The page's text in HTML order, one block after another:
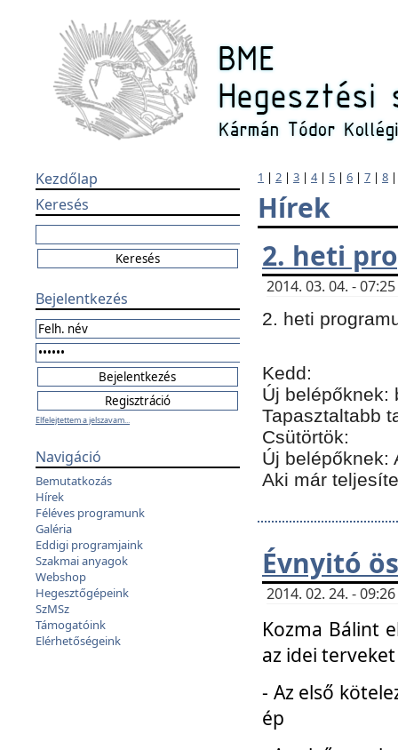
Kezdőlap
Keresés
Bejelentkezés
Elfelejtettem a jelszavam...
Navigáció
Bemutatkozás
Hírek
Féléves programunk
Galéria
Eddigi programjaink
Szakmai anyagok
Webshop
Hegesztőgépeink
SzMSz
Támogatóink
Elérhetőségeink
1 | 2 | 3 | 4| 5 | 6 | 7 | 8
Hírek
2. heti
2014. 03. 04. -
2. heti
Kedd:
Új belépőknek:
Tapasztaltabb
Csütörtök:
Új belépőknek:
Aki már
Évnyitó
2014. 02. 24. -
Kozma Bálint
az idei
- Az első
ép